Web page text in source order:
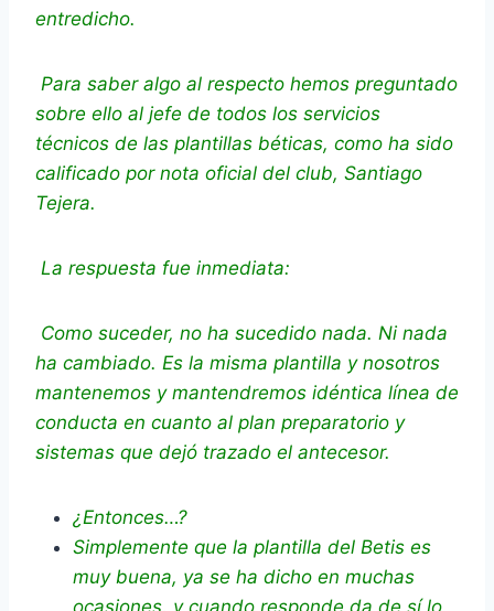
entredicho.
Para saber algo al respecto hemos preguntado
sobre ello al jefe de todos los servicios
técnicos de las plantillas béticas, como ha sido
calificado por nota oficial del club, Santiago
Tejera.
La respuesta fue inmediata:
Como suceder, no ha sucedido nada. Ni nada
ha cambiado. Es la misma plantilla y nosotros
mantenemos y mantendremos idéntica línea de
conducta en cuanto al plan preparatorio y
sistemas que dejó trazado el antecesor.
¿Entonces…?
Simplemente que la plantilla del Betis es
muy buena, ya se ha dicho en muchas